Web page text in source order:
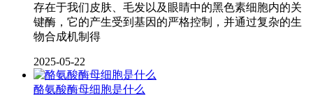
存在于我们皮肤、毛发以及眼睛中的黑色素细胞内的关
键酶，它的产生受到基因的严格控制，并通过复杂的生
物合成机制得
2025-05-22
酪氨酸酶母细胞是什么